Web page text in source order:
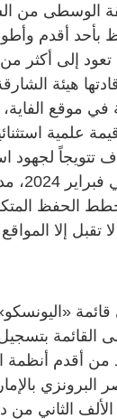
الوسطى من
بأحد أقدم
هيئة
في موقع
علمية
وخطط الحفظ
تقبل إلا
على القائمة
من أقدم
البرونزي
الألف